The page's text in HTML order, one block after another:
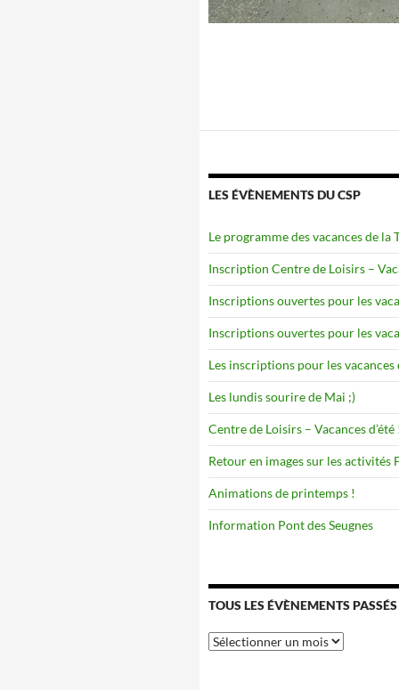
LES ÉVÈNEMENTS DU CSP
Le programme des vacances de la
Inscription Centre de Loisirs –
Inscriptions ouvertes pour les
Inscriptions ouvertes pour les
Les inscriptions pour les
Les lundis sourire de Mai ;)
Centre de Loisirs – Vacances d’été
Retour en images sur les activités
Animations de printemps !
Information Pont des Seugnes
TOUS LES ÉVÈNEMENTS PASSÉS
Tous
les